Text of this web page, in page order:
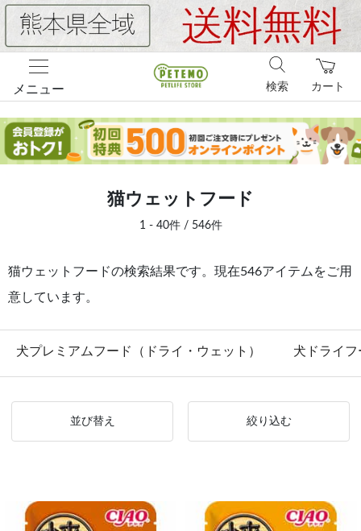
メニュー カート
検索
猫ウェットフード
1 - 40件 / 546件
猫ウェットフードの検索結果です。現在546アイテムをご用
意しています。
犬プレミアムフード（ドライ・ウェット） 犬ドライフ
並び替え 絞り込む